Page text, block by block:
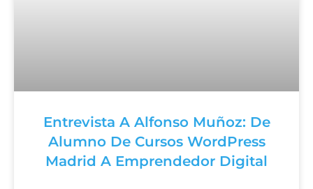
Entrevista A Alfonso Muñoz: De
Alumno De Cursos WordPress
Madrid A Emprendedor Digital